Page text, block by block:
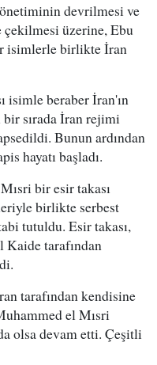
devrilmesi ve
çekilmesi üzerine, Ebu
isimlerle birlikte İran
isimle beraber İran'ın
bir sırada İran rejimi
Bunun ardından
hayatı başladı.
bir esir takası
birlikte serbest
tutuldu. Esir takası,
Kaide tarafından
tarafından kendisine
el Mısri
olsa devam etti. Çeşitli